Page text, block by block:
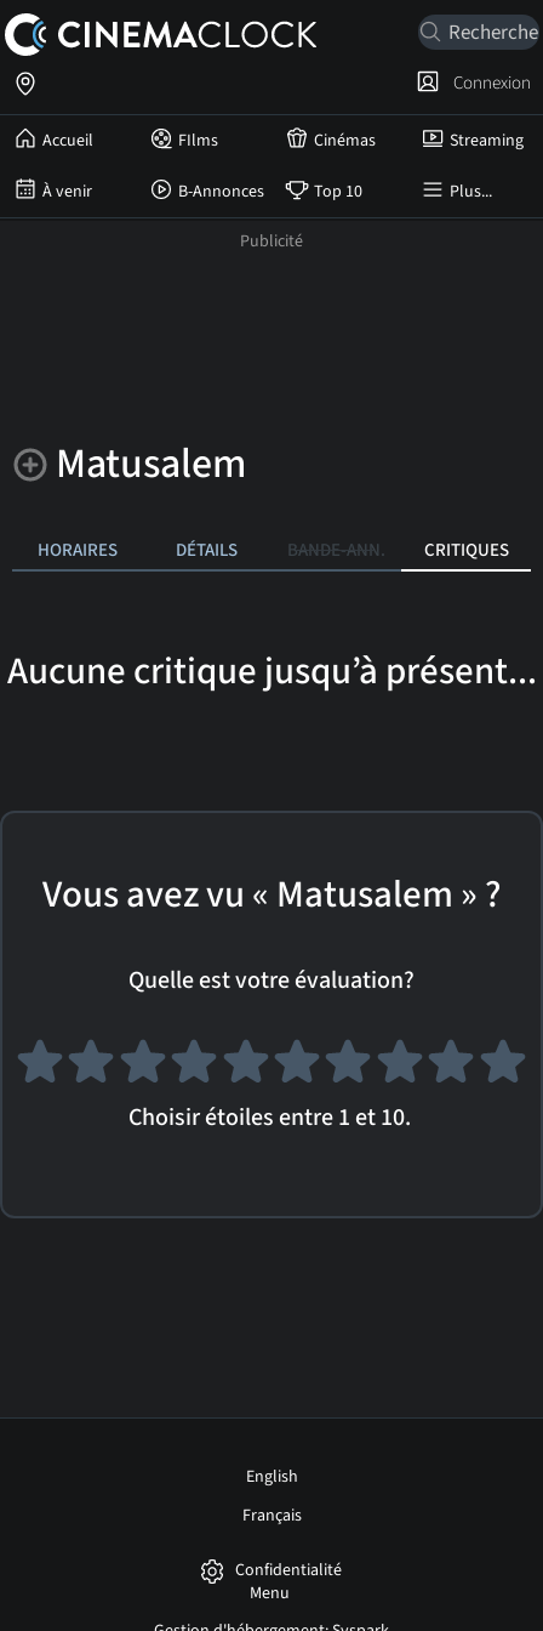
Accueil FIlms Cinémas Streaming
À venir B-Annonces Top 10 Plus...
Connexion
Matusalem
HORAIRES DÉTAILS BANDE-ANN. CRITIQUES
Aucune critique jusqu’à présent...
Vous avez vu « Matusalem » ?
Quelle est votre évaluation?
Choisir étoiles entre 1 et 10.
English
Français
Confidentialité
Menu